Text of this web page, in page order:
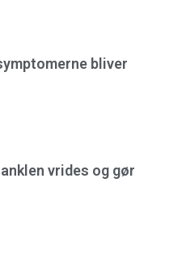
bliver
vrides og gør